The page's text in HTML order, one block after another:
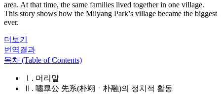
area. At that time, the same families lived together in one village.
This story shows how the Milyang Park’s village became the biggest
ever.
더보기
번역결과
목차 (Table of Contents)
Ⅰ. 머리말
Ⅱ. 嘯皐公 先系(朴翊ㆍ朴融)의 정치적 활동